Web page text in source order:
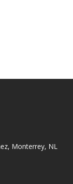
Monterrey, NL